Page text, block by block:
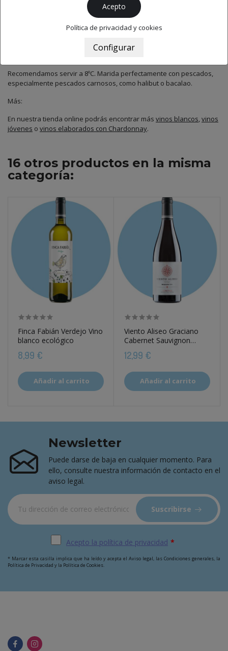
ser exprimidas. La fermentación se lleva a cabo en tanques de
acero inoxidable con con un control de la temperatura entre 15ºC y
17ºC, con posterior fermentación maloláctica. Se filtra con cuidado
Recomendamos servir a 8ºC. Marida perfectamente con pescados,
especialmente pescados carnosos, como halibut o bacalao.
Más:
En nuestra tienda online podrás encontrar más vinos blancos,vinos
jóvenes o vinos elaborados con Chardonnay.
16 otros productos en la misma
categoría:
Finca Fabián Verdejo Vino
blanco ecológico
8,99 €
Añadir al carrito
Viento Aliseo Graciano
Cabernet Sauvignon
Vino...
12,99 €
Añadir al carrito
Newsletter
Puede darse de baja en cualquier momento. Para
ello, consulte nuestra información de contacto en el
aviso legal.
Suscribirse
Acepto la política de privacidad *
* Marcar esta casilla implica que ha leído y acepta el Aviso legal, las Condiciones generales, la
Política de Privacidad y la Política de Cookies.
Política de privacidad y cookies